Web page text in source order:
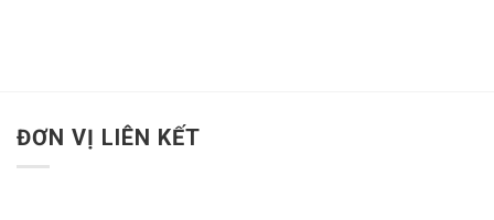
ĐƠN VỊ LIÊN KẾT